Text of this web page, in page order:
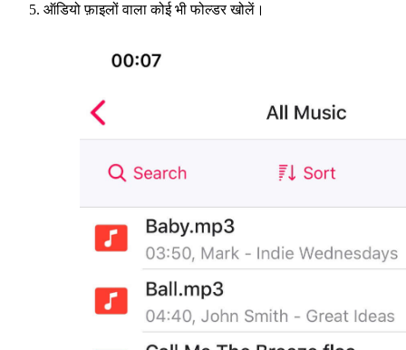
ऑडियो फ़ाइलों वाला कोई भी फोल्डर खोलें।